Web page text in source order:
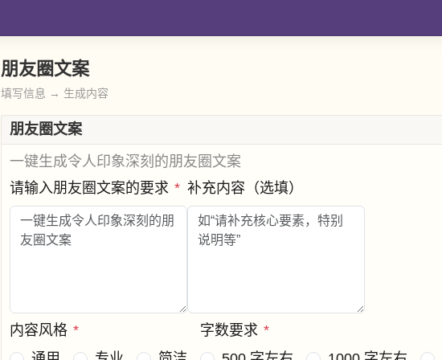
朋友圈文案
填写信息 → 生成内容
朋友圈文案
一键生成令人印象深刻的朋友圈文案
请输入朋友圈文案的要求 * 补充内容（选填）
内容风格 *
字数要求 *